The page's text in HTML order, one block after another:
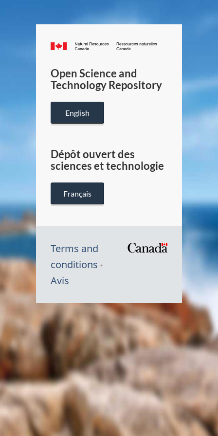
Canada.ca
/
Canada
Open Science and
Technology Repository
English
Dépôt ouvert des
sciences et technologie
Français
Terms and
conditions
Avis
Symbole
du
Canada